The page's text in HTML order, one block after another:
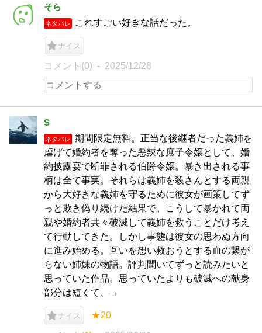
そら
ネタバレ これすごい好きな話だった。
ナイス
コメント(0) 2025/12/28
S
ネタバレ
期間限定無料。正当な後継者だった義姉を
虐げて婚約者を奪った悪辣な庶子令嬢として、婚
約披露宴で断罪される伯爵令嬢。暴き出される事
柄は全て事実。それらは義姉を殺さんとする両親
から大好きな義姉を守るために彼女が画策してず
っと欺き偽り続けた結果で、こうして暴かれて両
親や婚約者共々破滅して義姉を救うことだけ考え
て行動してきた。しかし事態は彼女の思わぬ方向
に進み始める。互いを想い救おうとする血の繋が
らない姉妹の物語。評判聞いてずっと読みたいと
思っていた作品。思っていたよりも破滅への献身
部分は短くて、→
ナイス ★20